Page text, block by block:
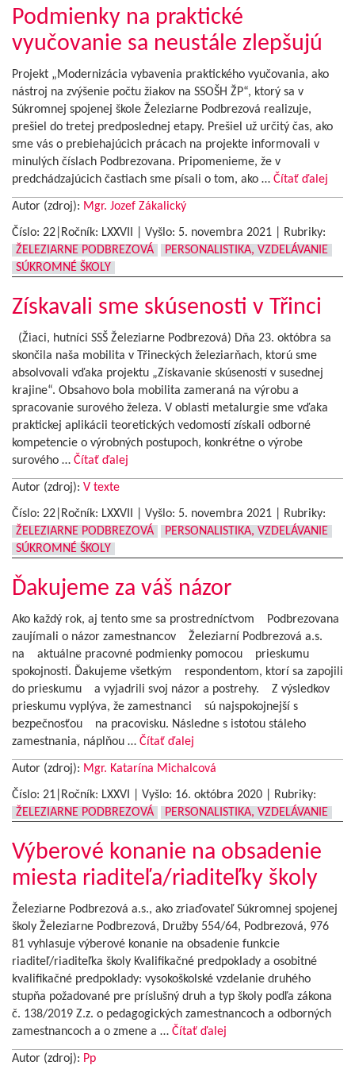
Podmienky na praktické
vyučovanie sa neustále zlepšujú
Projekt „Modernizácia vybavenia praktického vyučovania, ako
nástroj na zvýšenie počtu žiakov na SSOŠH ŽP“, ktorý sa v
Súkromnej spojenej škole Železiarne Podbrezová realizuje,
prešiel do tretej predposlednej etapy. Prešiel už určitý čas, ako
sme vás o prebiehajúcich prácach na projekte informovali v
minulých číslach Podbrezovana. Pripomenieme, že v
predchádzajúcich častiach sme písali o tom, ako … Čítať ďalej
Autor (zdroj): Mgr. Jozef Zákalický
Číslo: 22|Ročník: LXXVII | Vyšlo: 5. novembra 2021
Rubriky:
ŽELEZIARNE PODBREZOVÁ
PERSONALISTIKA, VZDELÁVANIE
SÚKROMNÉ ŠKOLY
Získavali sme skúsenosti v Třinci
(Žiaci, hutníci SSŠ Železiarne Podbrezová) Dňa 23. októbra sa
skončila naša mobilita v Třineckých železiarňach, ktorú sme
absolvovali vďaka projektu „Získavanie skúseností v susednej
krajine“. Obsahovo bola mobilita zameraná na výrobu a
spracovanie surového železa. V oblasti metalurgie sme vďaka
praktickej aplikácii teoretických vedomostí získali odborné
kompetencie o výrobných postupoch, konkrétne o výrobe
surového … Čítať ďalej
Autor (zdroj): V texte
Číslo: 22|Ročník: LXXVII | Vyšlo: 5. novembra 2021
Rubriky:
ŽELEZIARNE PODBREZOVÁ
PERSONALISTIKA, VZDELÁVANIE
SÚKROMNÉ ŠKOLY
Ďakujeme za váš názor
Ako každý rok, aj tento sme sa prostredníctvom Podbrezovana
zaujímali o názor zamestnancov Železiarní Podbrezová a.s.
na aktuálne pracovné podmienky pomocou prieskumu
spokojnosti. Ďakujeme všetkým respondentom, ktorí sa zapojili
do prieskumu a vyjadrili svoj názor a postrehy. Z výsledkov
prieskumu vyplýva, že zamestnanci sú najspokojnejší s
bezpečnosťou na pracovisku. Následne s istotou stáleho
zamestnania, náplňou … Čítať ďalej
Autor (zdroj): Mgr. Katarína Michalcová
Číslo: 21|Ročník: LXXVI | Vyšlo: 16. októbra 2020
Rubriky:
ŽELEZIARNE PODBREZOVÁ
PERSONALISTIKA, VZDELÁVANIE
Výberové konanie na obsadenie
miesta riaditeľa/riaditeľky školy
Železiarne Podbrezová a.s., ako zriaďovateľ Súkromnej spojenej
školy Železiarne Podbrezová, Družby 554/64, Podbrezová, 976
81 vyhlasuje výberové konanie na obsadenie funkcie
riaditeľ/riaditeľka školy Kvalifikačné predpoklady a osobitné
kvalifikačné predpoklady: vysokoškolské vzdelanie druhého
stupňa požadované pre príslušný druh a typ školy podľa zákona
č. 138/2019 Z.z. o pedagogických zamestnancoch a odborných
zamestnancoch a o zmene a … Čítať ďalej
Autor (zdroj): Pp